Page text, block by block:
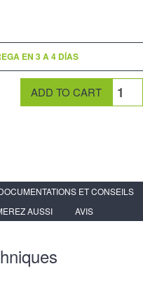
Sitio Oficial
EN 3 A 4 DÍAS
ET CONSEILS
AUSSI AVIS